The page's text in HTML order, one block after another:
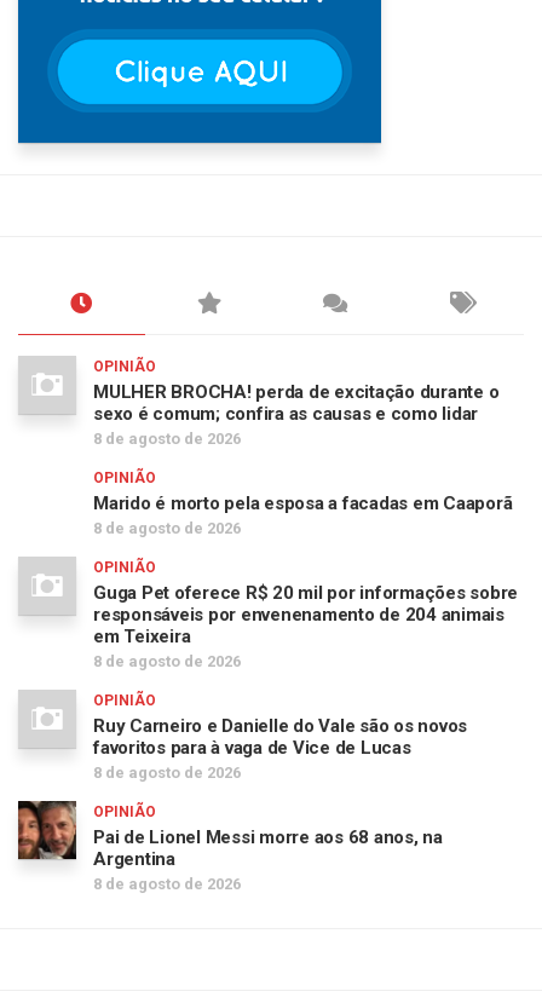
OPINIÃO
MULHER BROCHA! perda de excitação durante o
sexo é comum; confira as causas e como lidar
8 de agosto de 2026
OPINIÃO
Marido é morto pela esposa a facadas em Caaporã
8 de agosto de 2026
OPINIÃO
Guga Pet oferece R$ 20 mil por informações sobre
responsáveis por envenenamento de 204 animais
em Teixeira
8 de agosto de 2026
OPINIÃO
Ruy Carneiro e Danielle do Vale são os novos
favoritos para à vaga de Vice de Lucas
8 de agosto de 2026
OPINIÃO
Pai de Lionel Messi morre aos 68 anos, na
Argentina
8 de agosto de 2026